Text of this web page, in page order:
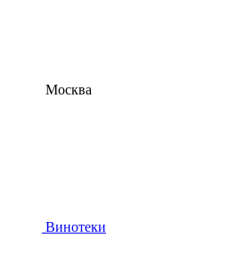
Москва
Винотеки